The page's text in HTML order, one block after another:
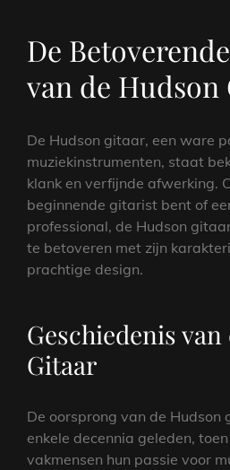
De
van de Hudson
De Hudson gitaar, een ware
muziekinstrumenten, staat
klank en verfijnde afwerking.
beginnende gitarist bent of
professional, de Hudson
te betoveren met zijn
prachtige design.
Geschiedenis
Gitaar
De oorsprong van de
enkele decennia geleden,
vakmensen hun passie voor